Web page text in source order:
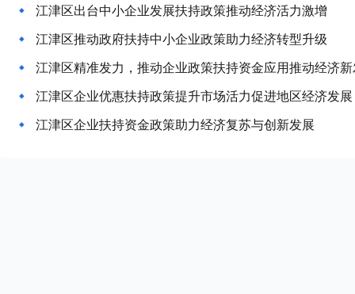
江津区出台中小企业发展扶持政策推动经济活力激增
江津区推动政府扶持中小企业政策助力经济转型升级
江津区精准发力，推动企业政策扶持资金应用推动经济
江津区企业优惠扶持政策提升市场活力促进地区经济发展
江津区企业扶持资金政策助力经济复苏与创新发展